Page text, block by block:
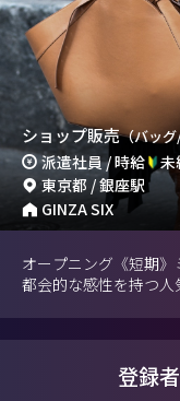
ショップ販売（バッグ
派遣社員 / 時給 未
東京都 / 銀座駅
GINZA SIX
オープニング《短期》
都会的な感性を持つ人
登録